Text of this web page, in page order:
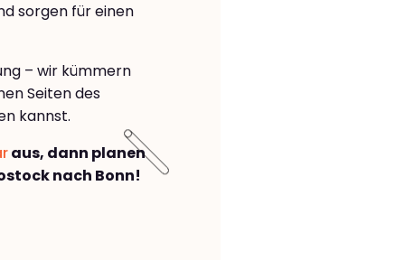
sorgen für einen
– wir kümmern
Seiten des
kannst.
aus, dann planen
nach Bonn!